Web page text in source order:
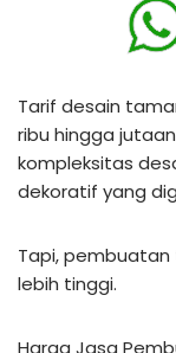
Tarif desain
ribu hingga
kompleksitas
dekoratif yang
Tapi, pembuatan
lebih tinggi.
Harga Jasa